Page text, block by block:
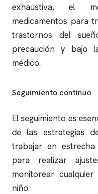
exhaustiva, el
medicamentos para
trastornos del
precaución y bajo
médico.
Seguimiento continuo
El seguimiento es
de las estrategias
trabajar en
para realizar
monitorear
niño.